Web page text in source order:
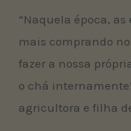
“Naquela época,
mais comprando
fazer a nossa
o chá
agricultora e filha